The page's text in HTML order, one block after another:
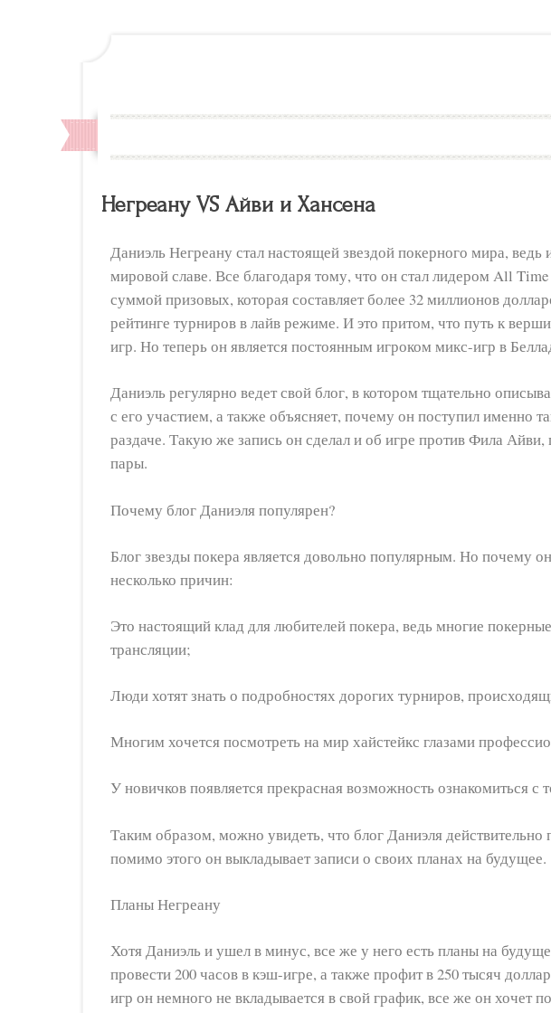
Негреану VS Айви и Хансена
Даниэль Негреану стал настоящей звездой покерного мира,
мировой славе. Все благодаря тому, что он стал лидером All
суммой призовых, которая составляет более 32 миллионов
рейтинге турниров в лайв режиме. И это притом, что путь к
игр. Но теперь он является постоянным игроком микс-игр в
Даниэль регулярно ведет свой блог, в котором тщательно
с его участием, а также объясняет, почему он поступил именно
раздаче. Такую же запись он сделал и об игре против Фила
пары.
Почему блог Даниэля популярен?
Блог звезды покера является довольно популярным. Но почему
несколько причин:
Это настоящий клад для любителей покера, ведь многие
трансляции;
Люди хотят знать о подробностях дорогих турниров,
Многим хочется посмотреть на мир хайстейкс глазами
У новичков появляется прекрасная возможность ознакомиться с
Таким образом, можно увидеть, что блог Даниэля действительно
помимо этого он выкладывает записи о своих планах на будущее.
Планы Негреану
Хотя Даниэль и ушел в минус, все же у него есть планы на
провести 200 часов в кэш-игре, а также профит в 250 тысяч
игр он немного не вкладывается в свой график, все же он хочет